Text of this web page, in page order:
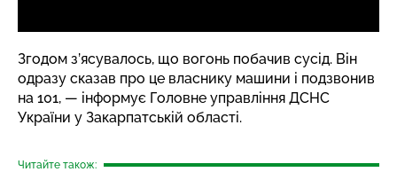
Згодом з’ясувалось, що вогонь побачив сусід. Він
одразу сказав про це власнику машини і подзвонив
на 101, — інформує Головне управління ДСНС
України у Закарпатській області.
Читайте також: